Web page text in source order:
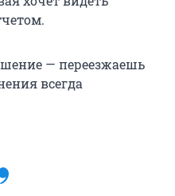
— переезжаешь
всегда